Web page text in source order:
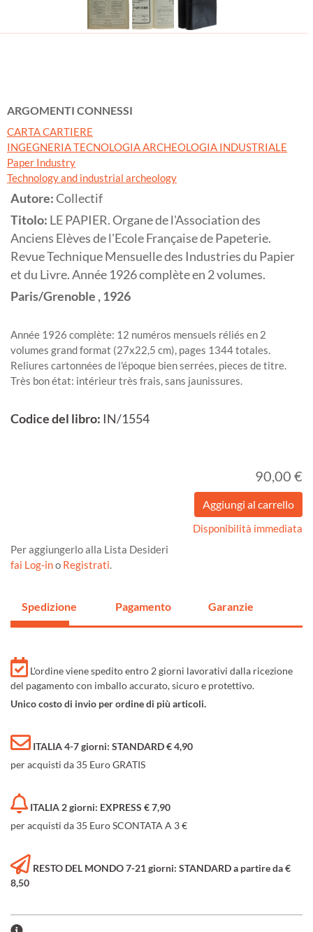
ARGOMENTI CONNESSI
CARTA CARTIERE
INGEGNERIA TECNOLOGIA ARCHEOLOGIA INDUSTRIALE
Paper Industry
Technology and industrial archeology
Autore:Collectif
Titolo: LE PAPIER. Organe de l'Association des
Anciens Elèves de l'Ecole Française de Papeterie.
Revue Technique Mensuelle des Industries du Papier
et du Livre. Année 1926 complète en 2 volumes.
Paris/Grenoble ,1926
Année 1926 complète: 12 numéros mensuels réliés en 2
volumes grand format (27x22,5 cm), pages 1344 totales.
Reliures cartonnées de l'époque bien serrées, pieces de titre.
Très bon état: intérieur très frais, sans jaunissures.
Codice del libro: IN/1554
90,00 €
Disponibilità immediata
Per aggiungerlo alla Lista Desideri
fai Log-ino Registrati.
Spedizione Pagamento Garanzie
L'ordine viene spedito entro 2 giorni lavorativi dalla ricezione
del pagamento con imballo accurato, sicuro e protettivo.
Unico costo di invio per ordine di più articoli.
ITALIA 4-7 giorni: STANDARD € 4,90
per acquisti da 35 Euro GRATIS
ITALIA 2 giorni: EXPRESS € 7,90
per acquisti da 35 Euro SCONTATA A 3 €
RESTO DEL MONDO 7-21 giorni: STANDARD a partire da €
8,50